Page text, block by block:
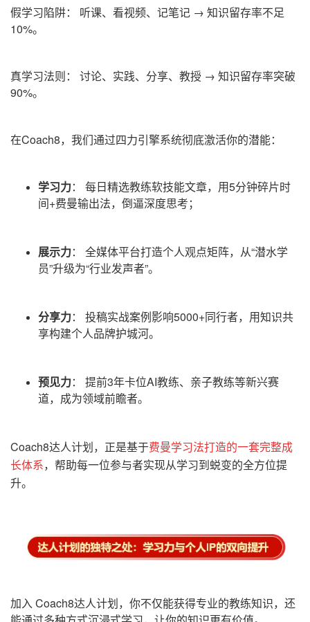
假学习陷阱：
听课、看视频、记笔记 → 知识留存率不足
10%。
真学习法则：
讨论、实践、分享、教授 → 知识留存率突破
90%。
在Coach8，我们通过四力引擎系统彻底激活你的潜能：
学习力：
每日精选教练软技能文章，用5分钟碎片时
间+费曼输出法，倒逼深度思考；
展示力：
全媒体平台打造个人观点矩阵，从“潜水学
员”升级为“行业发声者”。
分享力：
投稿实战案例影响5000+同行者，用知识共
享构建个人品牌护城河。
预见力：
提前3年卡位AI教练、亲子教练等新兴赛
道，成为领域前瞻者。
Coach8达人计划，正是基于费曼学习法打造的一套完整成
长体系，帮助每一位参与者实现从学习到蜕变的全方位提
升。
加入Coach8达人计划，你不仅能获得专业的教练知识，还